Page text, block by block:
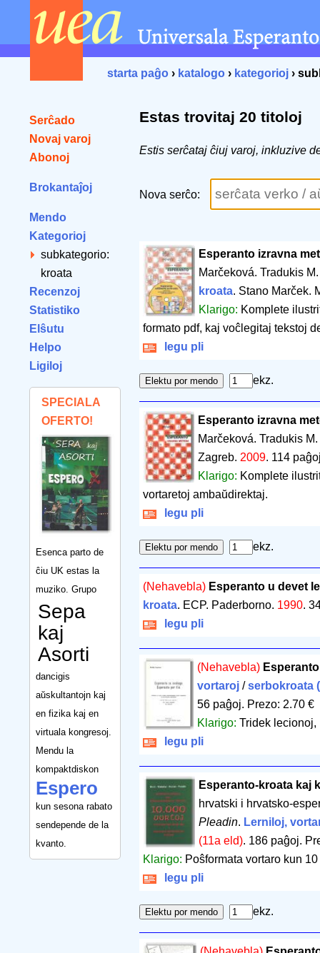
starta paĝo › katalogo › kategorioj ›
Serĉado
Novaj varoj
Abonoj
Brokantaĵoj
Mendo
Kategorioj
subkategorio:
kroata
Recenzoj
Statistiko
Elŝutu
Helpo
Ligiloj
SPECIALA
OFERTO!
Esenca parto de
ĉiu UK estas la
muziko. Grupo
Sepa
kaj
Asorti
dancigis
aŭskultantojn kaj
en fizika kaj en
virtuala kongresoj.
Mendu la
kompaktdiskon
Espero
kun sesona rabato
sendepende de la
kvanto.
Estas trovitaj 20 titoloj
Estis serĉataj ĉiuj varoj, inkluzive
Nova serĉo:
Esperanto izravna
Marčeková. Tradukis
kroata. Stano Marček.
Klarigo: Komplete
formato pdf, kaj voĉlegitaj tekstoj
legu pli
ekz.
Esperanto izravna
Marčeková. Tradukis
Zagreb. 2009. 114
Klarigo: Komplete
vortaretoj ambaŭdirektaj.
legu pli
ekz.
(Nehavebla) Esperanto u devet
kroata. ECP. Paderborno. 1990.
legu pli
(Nehavebla)
vortaroj/serbokroata
56 paĝoj. Prezo: 2.70 €
Klarigo: Tridek lecionoj,
legu pli
Esperanto-kroata kaj
hrvatski i hrvatsko-
Pleadin. Lerniloj,
(11a eld). 186 paĝoj.
Klarigo: Poŝformata vortaro kun
legu pli
ekz.